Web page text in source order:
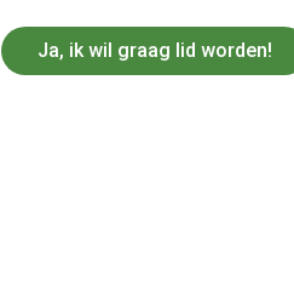
Ja, ik wil graag lid worden!